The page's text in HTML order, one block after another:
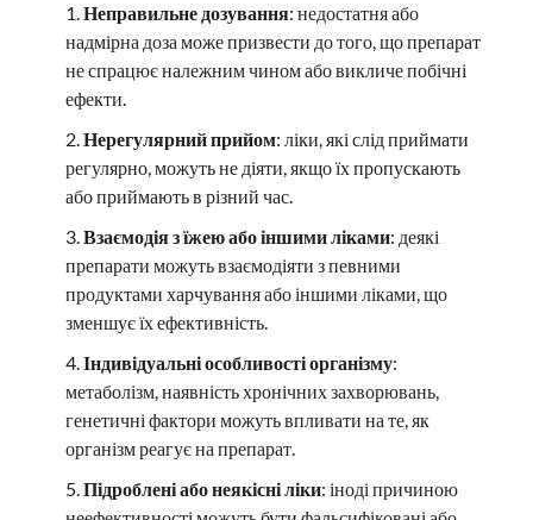
Неправильне дозування: недостатня або
надмірна доза може призвести до того, що препарат
не спрацює належним чином або викличе побічні
ефекти.
Нерегулярний прийом: ліки, які слід приймати
регулярно, можуть не діяти, якщо їх пропускають
або приймають в різний час.
Взаємодія з їжею або іншими ліками: деякі
препарати можуть взаємодіяти з певними
продуктами харчування або іншими ліками, що
зменшує їх ефективність.
Індивідуальні особливості організму:
метаболізм, наявність хронічних захворювань,
генетичні фактори можуть впливати на те, як
організм реагує на препарат.
Підроблені або неякісні ліки: іноді причиною